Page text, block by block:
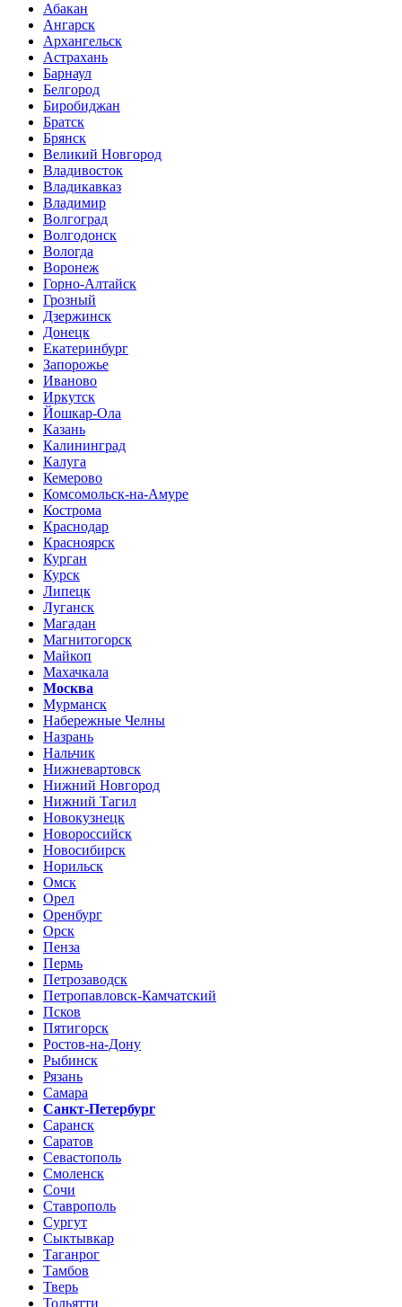
Абакан
Ангарск
Архангельск
Астрахань
Барнаул
Белгород
Биробиджан
Братск
Брянск
Великий Новгород
Владивосток
Владикавказ
Владимир
Волгоград
Волгодонск
Вологда
Воронеж
Горно-Алтайск
Грозный
Дзержинск
Донецк
Екатеринбург
Запорожье
Иваново
Иркутск
Йошкар-Ола
Казань
Калининград
Калуга
Кемерово
Комсомольск-на-Амуре
Кострома
Краснодар
Красноярск
Курган
Курск
Липецк
Луганск
Магадан
Магнитогорск
Майкоп
Махачкала
Москва
Мурманск
Набережные Челны
Назрань
Нальчик
Нижневартовск
Нижний Новгород
Нижний Тагил
Новокузнецк
Новороссийск
Новосибирск
Норильск
Омск
Орел
Оренбург
Орск
Пенза
Пермь
Петрозаводск
Петропавловск-Камчатский
Псков
Пятигорск
Ростов-на-Дону
Рыбинск
Рязань
Самара
Санкт-Петербург
Саранск
Саратов
Севастополь
Смоленск
Сочи
Ставрополь
Сургут
Сыктывкар
Таганрог
Тамбов
Тверь
Тольятти